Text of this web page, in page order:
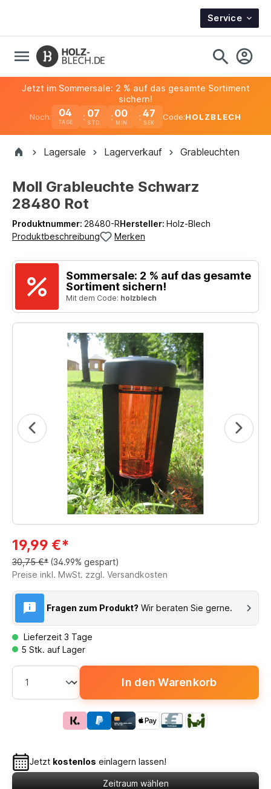
Service
Noch: 04
TAGE
07 00 47
Jetzt im Sommersale: 2 % auf das gesamte Sortiment
sichern!
Code:HOLZBLECH
Lagersale Lagerverkauf Grableuchten
Moll Grableuchte Schwarz
28480 Rot
Produktnummer: 28480-RHersteller: Holz-Blech
Produktbeschreibung
Merken
Sommersale: 2 % auf das gesamte
Sortiment sichern!
Mit dem Code: holzblech
19,99 €*
30,75 €* (34.99% gespart)
Preise inkl. MwSt. zzgl. Versandkosten
Fragen zum Produkt? Wir beraten Sie gerne.
Lieferzeit 3 Tage
5 Stk. auf Lager
In den Warenkorb
Jetzt kostenlos einlagern lassen!
Zeitraum wählen